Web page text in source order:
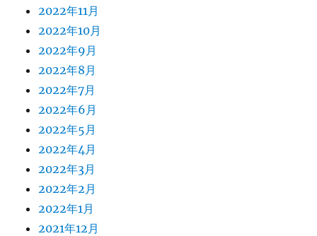
2022年11月
2022年10月
2022年9月
2022年8月
2022年7月
2022年6月
2022年5月
2022年4月
2022年3月
2022年2月
2022年1月
2021年12月